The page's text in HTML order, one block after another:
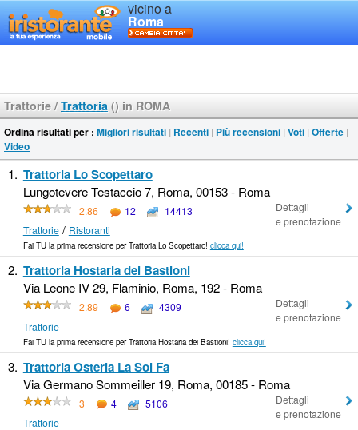
vicino a
Roma
Trattorie / Trattoria () in ROMA
Ordina risultati per : Migliori risultati | Recenti | Più recensioni | Voti | Offerte |
Video
1. Trattoria Lo Scopettaro
Lungotevere Testaccio 7, Roma, 00153 - Roma
2.86 12
14413
Trattorie/ Ristoranti
Dettagli
e prenotazione
Fai TU la prima recensione per Trattoria Lo Scopettaro! clicca qui!
2. Trattoria Hostaria dei Bastioni
Via Leone IV 29, Flaminio, Roma, 192 - Roma
2.89 6
4309
Trattorie
Dettagli
e prenotazione
Fai TU la prima recensione per Trattoria Hostaria dei Bastioni! clicca qui!
3. Trattoria Osteria La Sol Fa
Via Germano Sommeiller 19, Roma, 00185 - Roma
3 4
5106
Trattorie
Dettagli
e prenotazione